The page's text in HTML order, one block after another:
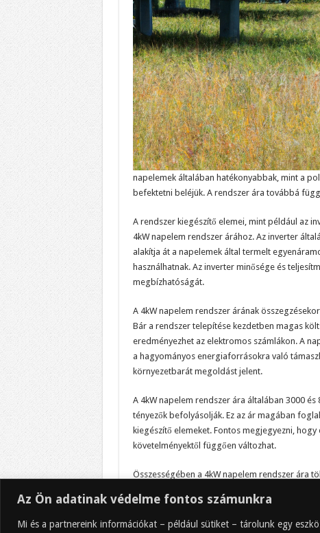
Az Ön adatinak védelme fontos számunkra
Mi és a partnereink információkat – például sütiket – tárolunk egy
napelemek általában hatékonyabbak, mint a
befektetni beléjük. A rendszer ára továbbá
A rendszer kiegészítő elemei, mint például az
4kW napelem rendszer árához. Az inverter
alakítja át a napelemek által termelt
használhatnak. Az inverter minősége és
megbízhatóságát.
A 4kW napelem rendszer árának
Bár a rendszer telepítése kezdetben magas
eredményezhet az elektromos számlákon. A
a hagyományos energiaforrásokra való
környezetbarát megoldást jelent.
A 4kW napelem rendszer ára általában 3000
tényezők befolyásolják. Ez az ár magában
kiegészítő elemeket. Fontos megjegyezni,
követelményektől függően változhat.
Összességében a 4kW napelem rendszer ára
konzultáljunk, mielőtt döntést hoznánk, hogy
napelem rendszerek hosszú távon jelentős